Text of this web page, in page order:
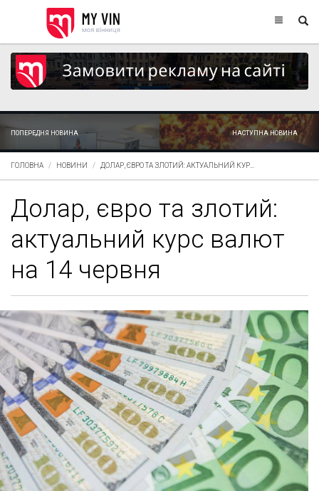
ПОПЕРЕДНЯ НОВИНА НАСТУПНА НОВИНА
ГОЛОВНА НОВИНИ ДОЛАР, ЄВРО ТА ЗЛОТИЙ: АКТУАЛЬНИЙ КУР...
Долар, євро та злотий:
актуальний курс валют
на 14 червня